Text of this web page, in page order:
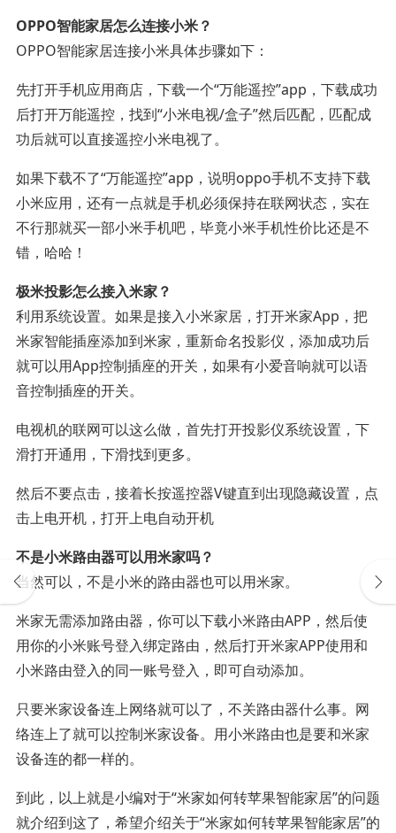
OPPO智能家居怎么连接小米？
OPPO智能家居连接小米具体步骤如下：
先打开手机应用商店，下载一个“万能遥控”app，下载成功
后打开万能遥控，找到“小米电视/盒子”然后匹配，匹配成
功后就可以直接遥控小米电视了。
如果下载不了“万能遥控”app，说明oppo手机不支持下载
小米应用，还有一点就是手机必须保持在联网状态，实在
不行那就买一部小米手机吧，毕竟小米手机性价比还是不
错，哈哈！
极米投影怎么接入米家？
利用系统设置。如果是接入小米家居，打开米家App，把
米家智能插座添加到米家，重新命名投影仪，添加成功后
就可以用App控制插座的开关，如果有小爱音响就可以语
音控制插座的开关。
电视机的联网可以这么做，首先打开投影仪系统设置，下
滑打开通用，下滑找到更多。
然后不要点击，接着长按遥控器V键直到出现隐藏设置，点
击上电开机，打开上电自动开机
不是小米路由器可以用米家吗？
当然可以，不是小米的路由器也可以用米家。
米家无需添加路由器，你可以下载小米路由APP，然后使
用你的小米账号登入绑定路由，然后打开米家APP使用和
小米路由登入的同一账号登入，即可自动添加。
只要米家设备连上网络就可以了，不关路由器什么事。网
络连上了就可以控制米家设备。用小米路由也是要和米家
设备连的都一样的。
到此，以上就是小编对于“米家如何转苹果智能家居”的问题
就介绍到这了，希望介绍关于“米家如何转苹果智能家居”的